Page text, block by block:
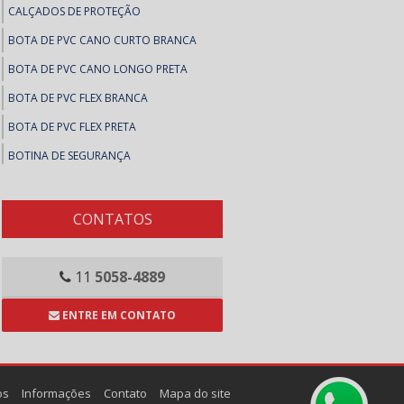
CALÇADOS DE PROTEÇÃO
BOTA DE PVC CANO CURTO BRANCA
BOTA DE PVC CANO LONGO PRETA
BOTA DE PVC FLEX BRANCA
BOTA DE PVC FLEX PRETA
BOTINA DE SEGURANÇA
SAPATO DE SEGURANÇA
SAPATOS DE SEGURANÇA
COLAS E ADESIVOS
ADESIVOS, FITAS E MASSA CALAFETAR
ARALDITE
BRASCOVED
CONTATOS
11 5058-4889
ENTRE EM CONTATO
Informações Contato Mapa do site